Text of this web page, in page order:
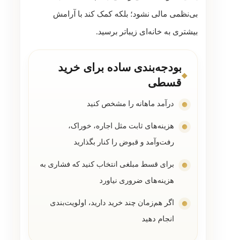
بی‌نظمی مالی نشود؛ بلکه کمک کند با آرامش
بیشتری به خانه‌ای زیباتر برسید.
بودجه‌بندی ساده برای خرید
قسطی
درآمد ماهانه را مشخص کنید
هزینه‌های ثابت مثل اجاره، خوراک،
رفت‌وآمد و قبوض را کنار بگذارید
برای قسط مبلغی انتخاب کنید که فشاری به
هزینه‌های ضروری نیاورد
اگر هم‌زمان چند خرید دارید، اولویت‌بندی
انجام دهید